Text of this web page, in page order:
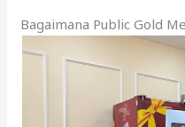
Bagaimana Public Gold